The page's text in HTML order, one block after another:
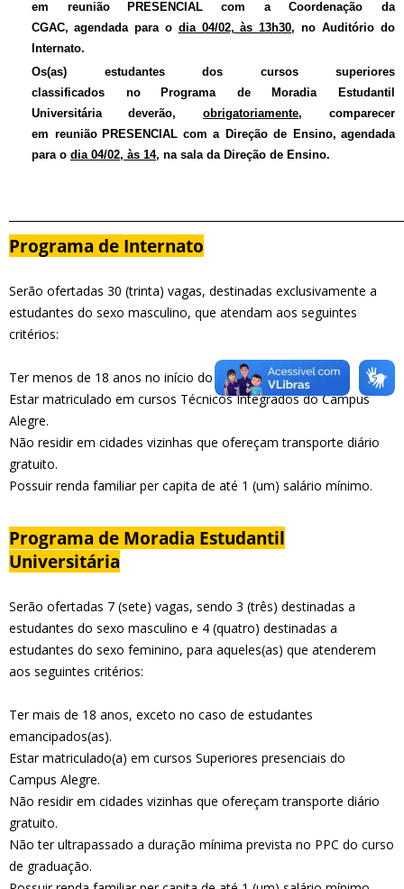
em reunião PRESENCIAL
com a Coordenação da
CGAC, agendada para o dia 04/02, às 13h30, no Auditório do
Internato.
Os(as) estudantes dos cursos superiores
classificados no
Programa de Moradia Estudantil
Universitária
deverão, obrigatoriamente, comparecer
em reunião PRESENCIAL com a Direção de Ensino, agendada
para o dia 04/02, às 14, na sala da Direção de Ensino.
Programa de Internato
Serão ofertadas 30 (trinta) vagas, destinadas exclusivamente a
estudantes do sexo masculino, que atendam aos seguintes
critérios:
Ter menos de 18 anos no início do período letivo.
Estar matriculado em cursos Técnicos Integrados do Campus
Alegre.
Não residir em cidades vizinhas que ofereçam transporte diário
gratuito.
Possuir renda familiar per capita de até 1 (um) salário mínimo.
Programa de Moradia Estudantil
Universitária
Serão ofertadas 7 (sete) vagas, sendo 3 (três) destinadas a
estudantes do sexo masculino e 4 (quatro) destinadas a
estudantes do sexo feminino, para aqueles(as) que atenderem
aos seguintes critérios:
Ter mais de 18 anos, exceto no caso de estudantes
emancipados(as).
Estar matriculado(a) em cursos Superiores presenciais do
Campus Alegre.
Não residir em cidades vizinhas que ofereçam transporte diário
gratuito.
Não ter ultrapassado a duração mínima prevista no PPC do curso
de graduação.